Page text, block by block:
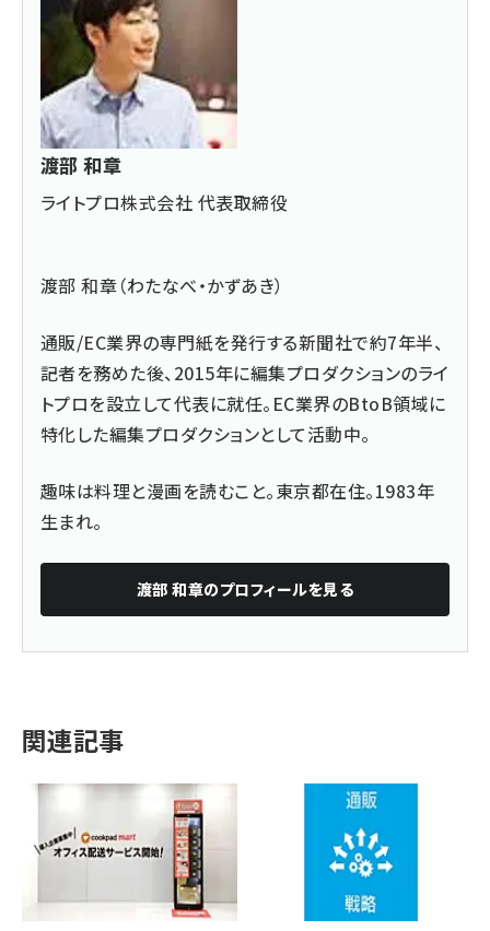
渡部 和章
ライトプロ株式会社 代表取締役
渡部 和章（わたなべ・かずあき）
通販/EC業界の専門紙を発行する新聞社で約7年半、
記者を務めた後、2015年に編集プロダクションのライ
トプロを設立して代表に就任。EC業界のBtoB領域に
特化した編集プロダクションとして活動中。
趣味は料理と漫画を読むこと。東京都在住。1983年
生まれ。
渡部 和章のプロフィールを見る
関連記事